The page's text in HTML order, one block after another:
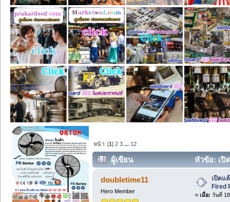
หน้า: [1]2 3 ... 12
ผู้เขียน หัวข้อ: เปิ
doubletime11
Hero Member
เปิดแ
Fired
« เมื่อ: วันที่